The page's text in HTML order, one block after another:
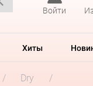
Войти
Хиты
Dry